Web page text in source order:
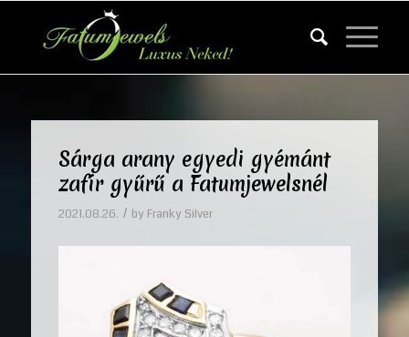
Sárga arany egyedi gyémánt
zafír gyűrű a Fatumjewelsnél
2021.08.26. / by Franky Silver